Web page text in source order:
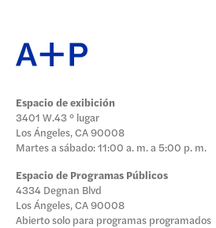
ARCHIVO
DONAR
Espacio de exibición
3401 W.43 ° lugar
Los Ángeles, CA 90008
Martes a sábado: 11:00 a. m. a 5:00 p. m.
Espacio de Programas Públicos
4334 Degnan Blvd
Los Ángeles, CA 90008
Abierto solo para programas programados